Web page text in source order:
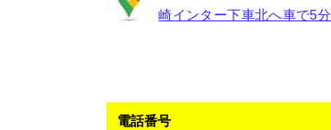
崎インター下車北へ車で5分
電話番号